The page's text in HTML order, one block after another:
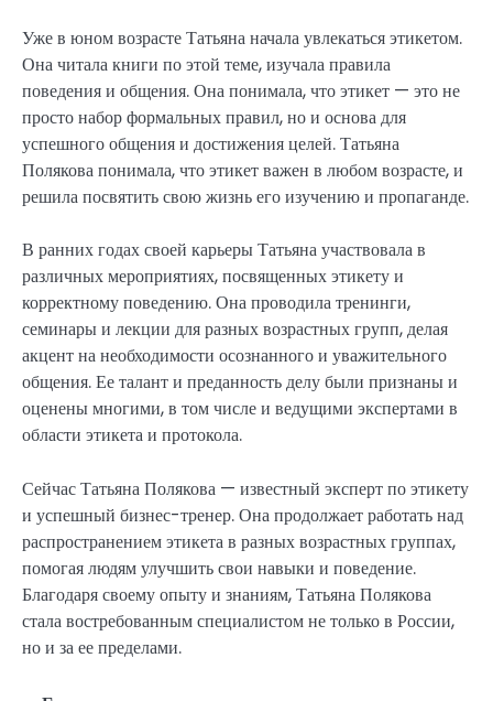
Уже в юном возрасте Татьяна начала увлекаться этикетом.
Она читала книги по этой теме, изучала правила
поведения и общения. Она понимала, что этикет — это не
просто набор формальных правил, но и основа для
успешного общения и достижения целей. Татьяна
Полякова понимала, что этикет важен в любом возрасте, и
решила посвятить свою жизнь его изучению и пропаганде.
В ранних годах своей карьеры Татьяна участвовала в
различных мероприятиях, посвященных этикету и
корректному поведению. Она проводила тренинги,
семинары и лекции для разных возрастных групп, делая
акцент на необходимости осознанного и уважительного
общения. Ее талант и преданность делу были признаны и
оценены многими, в том числе и ведущими экспертами в
области этикета и протокола.
Сейчас Татьяна Полякова — известный эксперт по этикету
и успешный бизнес-тренер. Она продолжает работать над
распространением этикета в разных возрастных группах,
помогая людям улучшить свои навыки и поведение.
Благодаря своему опыту и знаниям, Татьяна Полякова
стала востребованным специалистом не только в России,
но и за ее пределами.